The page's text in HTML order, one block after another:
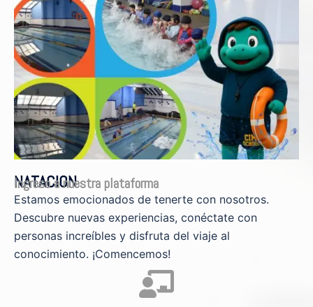
NATACION
Ingreso a nuestra plataforma
Estamos emocionados de tenerte con nosotros.
Descubre nuevas experiencias, conéctate con
personas increíbles y disfruta del viaje al
conocimiento. ¡Comencemos!